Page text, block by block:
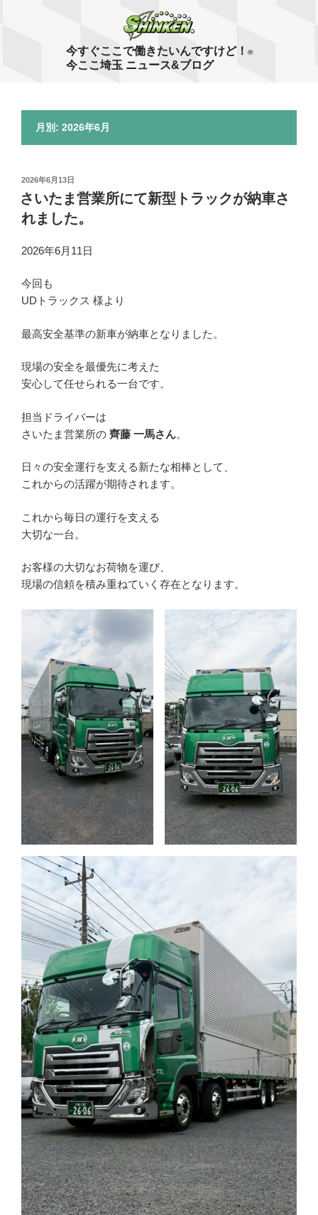
今すぐここで働きたいんですけど！ ®
今ここ埼玉 ニュース&ブログ
月別: 2026年6月
投
稿
日:
2026年6月13日
さいたま営業所にて新型トラックが納車さ
れました。
2026年6月11日
今回も
UDトラックス 様より
最高安全基準の新車が納車となりました。
現場の安全を最優先に考えた
安心して任せられる一台です。
担当ドライバーは
さいたま営業所の 齊藤 一馬さん。
日々の安全運行を支える新たな相棒として、
これからの活躍が期待されます。
これから毎日の運行を支える
大切な一台。
お客様の大切なお荷物を運び、
現場の信頼を積み重ねていく存在となります。